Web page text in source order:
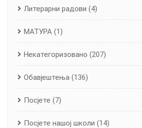
Литерарни радови (4)
МАТУРА (1)
Некатегоризовано (207)
Обавјештења (136)
Посјете (7)
Посјете нашој школи (14)